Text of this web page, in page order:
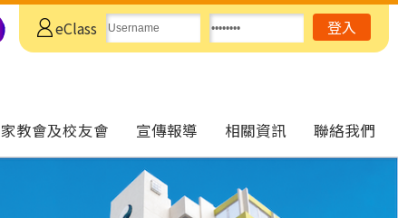
eClass
家教會及校友會 宣傳報導 相關資訊 聯絡我們